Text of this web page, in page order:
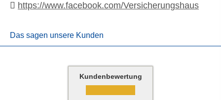
https://www.facebook.com/Versicherungshaus
Das sagen unsere Kunden
Kundenbewertung